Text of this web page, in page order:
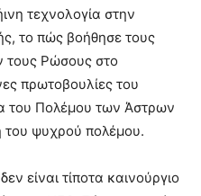
τεχνολογία στην
το πώς βοήθησε τους
τους Ρώσους στο
πρωτοβουλίες του
του Πολέμου των Άστρων
του ψυχρού πολέμου.
είναι τίποτα καινούργιο